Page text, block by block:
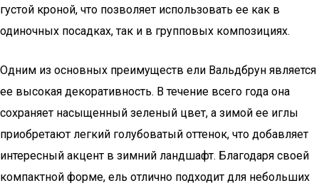
густой кроной, что позволяет использовать ее как в
одиночных посадках, так и в групповых композициях.
Одним из основных преимуществ ели Вальдбрун является
ее высокая декоративность. В течение всего года она
сохраняет насыщенный зеленый цвет, а зимой ее иглы
приобретают легкий голубоватый оттенок, что добавляет
интересный акцент в зимний ландшафт. Благодаря своей
компактной форме, ель отлично подходит для небольших